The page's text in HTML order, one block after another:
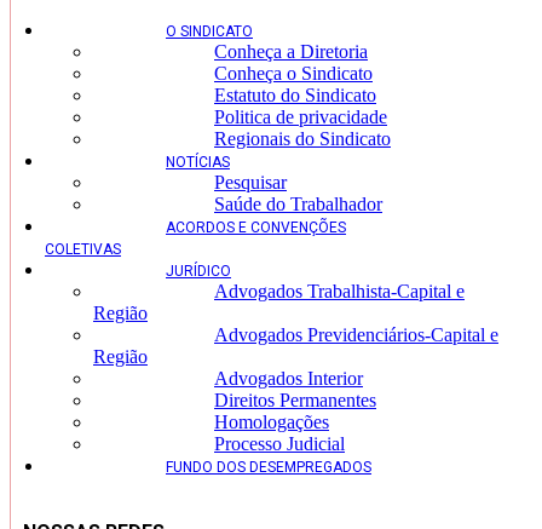
O SINDICATO
Conheça a Diretoria
Conheça o Sindicato
Estatuto do Sindicato
Politica de privacidade
Regionais do Sindicato
NOTÍCIAS
Pesquisar
Saúde do Trabalhador
ACORDOS E CONVENÇÕES
COLETIVAS
JURÍDICO
Advogados Trabalhista-Capital e
Região
Advogados Previdenciários-Capital e
Região
Advogados Interior
Direitos Permanentes
Homologações
Processo Judicial
FUNDO DOS DESEMPREGADOS